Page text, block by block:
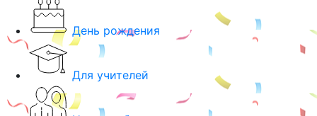
День рождения
Для учителей